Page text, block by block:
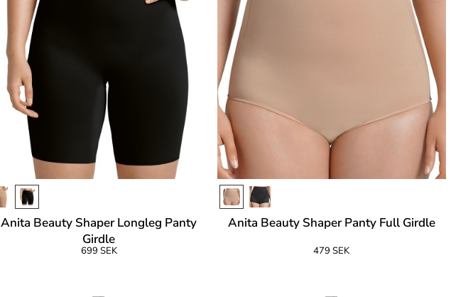
Anita Beauty Shaper Longleg Panty
Girdle
699 SEK
Anita Beauty Shaper Panty Full Girdle
479 SEK